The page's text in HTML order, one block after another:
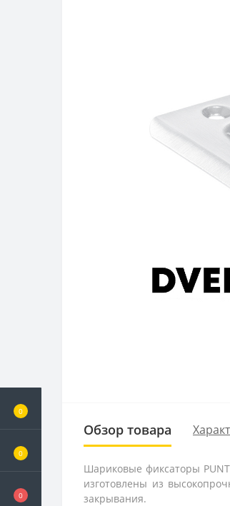
0
0
0
Обзор товара
Шариковые фиксаторы
изготовлены из
закрывания.